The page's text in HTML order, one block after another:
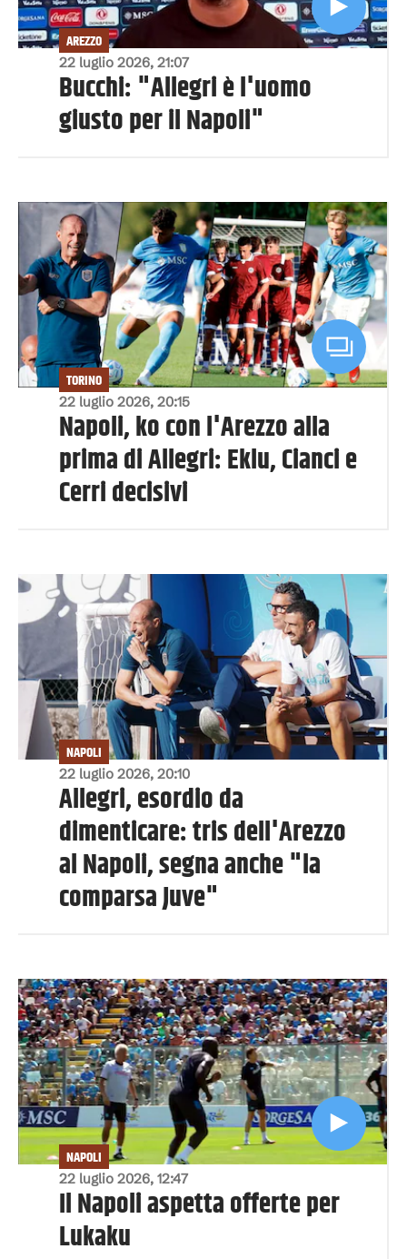
22 luglio 2026, 21:07
AREZZO
Bucchi: "Allegri è l'uomo
giusto per il Napoli"
22 luglio 2026, 20:15
TORINO
Napoli, ko con l'Arezzo alla
prima di Allegri: Eklu, Cianci e
Cerri decisivi
22 luglio 2026, 20:10
NAPOLI
Allegri, esordio da
dimenticare: tris dell'Arezzo
al Napoli, segna anche "la
comparsa Juve"
22 luglio 2026, 12:47
NAPOLI
Il Napoli aspetta offerte per
Lukaku